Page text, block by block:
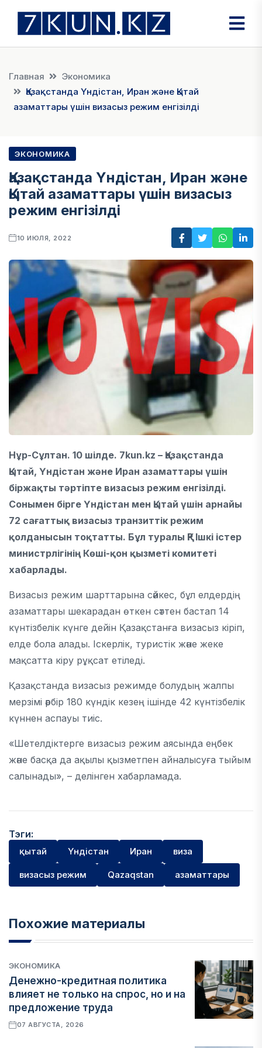
Главная
Экономика
Қазақстанда Үндістан, Иран және Қытай
азаматтары үшін визасыз режим енгізілді
ЭКОНОМИКА
Қазақстанда Үндістан, Иран және
Қытай азаматтары үшін визасыз
режим енгізілді
10 ИЮЛЯ, 2022
Нұр-Сұлтан. 10 шілде. 7kun.kz – Қазақстанда
Қытай, Үндістан және Иран азаматтары үшін
біржақты тәртіпте визасыз режим енгізілді.
Сонымен бірге Үндістан мен Қытай үшін арнайы
72 сағаттық визасыз транзиттік режим
қолданысын тоқтатты. Бұл туралы ҚР Ішкі істер
министрлігінің Көші-қон қызметі комитеті
хабарлады.
Визасыз режим шарттарына сәйкес, бұл елдердің
азаматтары шекарадан өткен сәттен бастап 14
күнтізбелік күнге дейін Қазақстанға визасыз кіріп,
елде бола алады. Іскерлік, туристік және жеке
мақсатта кіру рұқсат етіледі.
Қазақстанда визасыз режимде болудың жалпы
мерзімі әрбір 180 күндік кезең ішінде 42 күнтізбелік
күннен аспауы тиіс.
«Шетелдіктерге визасыз режим аясында еңбек
және басқа да ақылы қызметпен айналысуға тыйым
салынады», – делінген хабарламада.
Тэги:
қытай Үндістан Иран виза
визасыз режим Qazaqstan азаматтары
Похожие материалы
ЭКОНОМИКА
Денежно-кредитная политика
влияет не только на спрос, но и на
предложение труда
07 АВГУСТА, 2026